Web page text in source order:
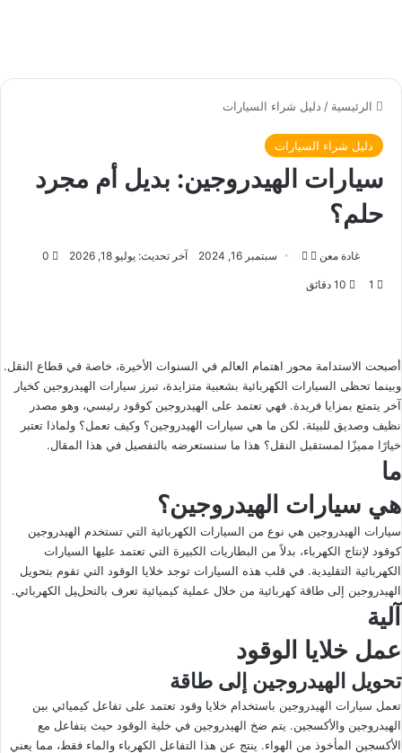
الرئيسية / دليل شراء السيارات
دليل شراء السيارات
سيارات الهيدروجين: بديل أم مجرد
حلم؟
غادة معن
ت
ل
ى
X
ر
ي
د
إ
ت
ر
و
ن
سبتمبر 16, 2024 آخر تحديث: يوليو 18, 2026 0
1
أصبحت الاستدامة محور اهتمام العالم في السنوات الأخيرة، خاصة في قطاع النقل.
وبينما تحظى السيارات الكهربائية بشعبية متزايدة، تبرز سيارات الهيدروجين كخيار
آخر يتمتع بمزايا فريدة. فهي تعتمد على الهيدروجين كوقود رئيسي، وهو مصدر
نظيف وصديق للبيئة. لكن ما هي سيارات الهيدروجين؟ وكيف تعمل؟ ولماذا تعتبر
خيارًا مميزًا لمستقبل النقل؟ هذا ما سنستعرضه بالتفصيل في هذا المقال.
ما
هي سيارات الهيدروجين؟
سيارات الهيدروجين هي نوع من السيارات الكهربائية التي تستخدم الهيدروجين
كوقود لإنتاج الكهرباء، بدلاً من البطاريات الكبيرة التي تعتمد عليها السيارات
الكهربائية التقليدية. في قلب هذه السيارات توجد خلايا الوقود التي تقوم بتحويل
الهيدروجين إلى طاقة كهربائية من خلال عملية كيميائية تعرف بالتحليل الكهربائي.
آلية
عمل خلايا الوقود
تحويل الهيدروجين إلى طاقة
تعمل سيارات الهيدروجين باستخدام خلايا وقود تعتمد على تفاعل كيميائي بين
الهيدروجين والأكسجين. يتم ضخ الهيدروجين في خلية الوقود حيث يتفاعل مع
الأكسجين المأخوذ من الهواء. ينتج عن هذا التفاعل الكهرباء والماء فقط، مما يعني